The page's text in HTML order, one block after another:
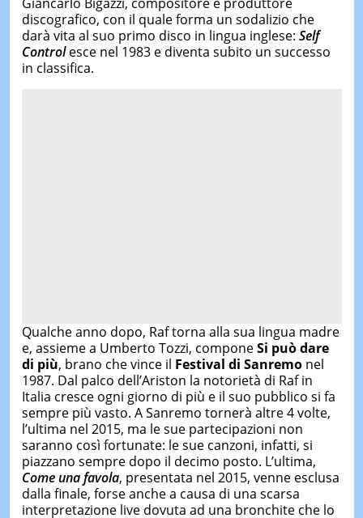
discografico, con il quale forma un sodalizio che
darà vita al suo primo disco in lingua inglese: Self
Controlesce nel 1983 e diventa subito un successo
in classifica.
Qualche anno dopo, Raf torna alla sua lingua madre
e, assieme a Umberto Tozzi, componeSi può dare
di più, brano che vince il Festival di Sanremonel
1987. Dal palco dell’Ariston la notorietà di Raf in
Italia cresce ogni giorno di più e il suo pubblico si fa
sempre più vasto. A Sanremo tornerà altre 4 volte,
l’ultima nel 2015, ma le sue partecipazioni non
saranno così fortunate: le sue canzoni, infatti, si
piazzano sempre dopo il decimo posto. L’ultima,
Come una favola, presentata nel 2015, venne esclusa
dalla finale, forse anche a causa di una scarsa
interpretazione live dovuta ad una bronchite che lo